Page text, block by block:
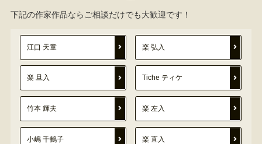
下記の作家作品ならご相談だけでも大歓迎です！
江口 天童 楽 弘入
楽 旦入 Tiche ティケ
竹本 輝夫 楽 左入
小嶋 千鶴子 楽 直入